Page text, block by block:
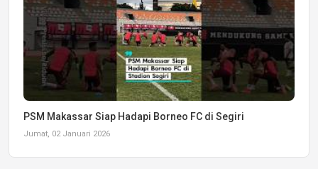
PSM Makassar Siap Hadapi Borneo FC di Segiri
Jumat, 02 Januari 2026